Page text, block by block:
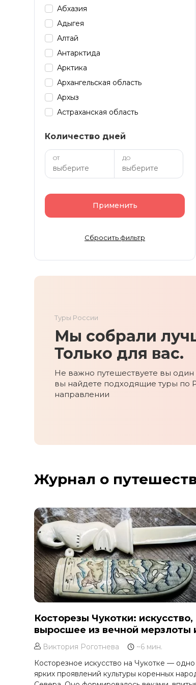
Абхазия
Адыгея
Алтай
Антарктида
Арктика
Архангельская область
Архыз
Астраханская область
Башкирия
Бурятия
Дагестан
Забайкалье
Зарубеж
Иркутская область
Кабардино-Балкария
Калмыкия
Камчатка
Карачаево-Черкесия
Колыма
Кольский полуостров
Москва и Московская область
Новгородская область
Оймякон
Осетия
Остров Итуруп
Остров Кунашир
Остров Шикотан
Плато Путорана
Приморье
Самарская область
Сахалин
Соловецкие острова
Количество дней
ОТ ДО
Применить
Сбросить фильтр
Туры России
Мы собрали
Только для вас.
Не важно путешествуете вы один
вы найдете подходящие туры по
направлении
Журнал о
Косторезы Чукотки: искусство,
выросшее из вечной мерзлоты
Виктория Роготнева
~6 мин.
Косторезное искусство на Чукотке —
ярких проявлений культуры коренных